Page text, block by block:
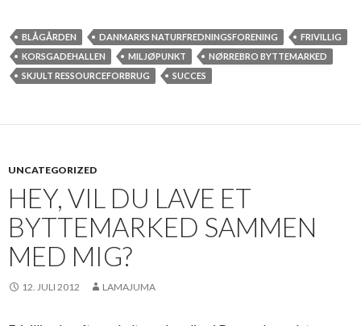
BLÅGÅRDEN DANMARKS NATURFREDNINGSFORENING
FRIVILLIG
KORSGADEHALLEN
MILJØPUNKT
NØRREBRO BYTTEMARKED
SKJULT RESSOURCEFORBRUG
SUCCES
UNCATEGORIZED
HEY, VIL DU LAVE ET
BYTTEMARKED SAMMEN
MED MIG?
12. JULI 2012 LAMAJUMA